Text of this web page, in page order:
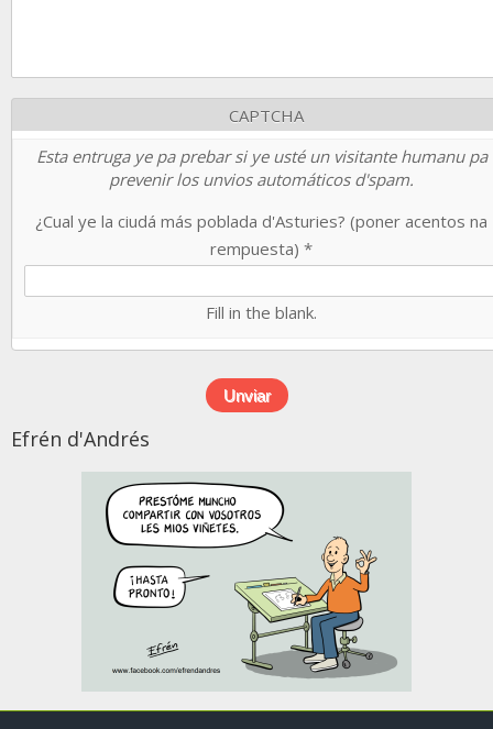
CAPTCHA
Esta entruga ye pa prebar si ye usté un visitante humanu pa
prevenir los unvios automáticos d'spam.
¿Cual ye la ciudá más poblada d'Asturies? (poner acentos na
rempuesta) *
Fill in the blank.
Efrén d'Andrés